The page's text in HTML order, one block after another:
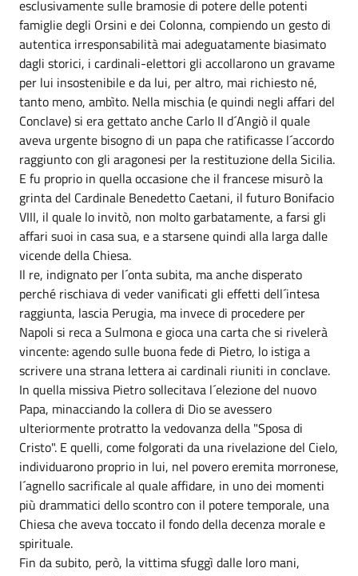
esclusivamente sulle bramosie di potere delle potenti
famiglie degli Orsini e dei Colonna, compiendo un gesto di
autentica irresponsabilità mai adeguatamente biasimato
dagli storici, i cardinali-elettori gli accollarono un gravame
per lui insostenibile e da lui, per altro, mai richiesto né,
tanto meno, ambìto. Nella mischia (e quindi negli affari del
Conclave) si era gettato anche Carlo II d´Angiò il quale
aveva urgente bisogno di un papa che ratificasse l´accordo
raggiunto con gli aragonesi per la restituzione della Sicilia.
E fu proprio in quella occasione che il francese misurò la
grinta del Cardinale Benedetto Caetani, il futuro Bonifacio
VIII, il quale lo invitò, non molto garbatamente, a farsi gli
affari suoi in casa sua, e a starsene quindi alla larga dalle
vicende della Chiesa.
Il re, indignato per l´onta subita, ma anche disperato
perché rischiava di veder vanificati gli effetti dell´intesa
raggiunta, lascia Perugia, ma invece di procedere per
Napoli si reca a Sulmona e gioca una carta che si rivelerà
vincente: agendo sulle buona fede di Pietro, lo istiga a
scrivere una strana lettera ai cardinali riuniti in conclave.
In quella missiva Pietro sollecitava l´elezione del nuovo
Papa, minacciando la collera di Dio se avessero
ulteriormente protratto la vedovanza della "Sposa di
Cristo". E quelli, come folgorati da una rivelazione del Cielo,
individuarono proprio in lui, nel povero eremita morronese,
l´agnello sacrificale al quale affidare, in uno dei momenti
più drammatici dello scontro con il potere temporale, una
Chiesa che aveva toccato il fondo della decenza morale e
spirituale.
Fin da subito, però, la vittima sfuggì dalle loro mani,